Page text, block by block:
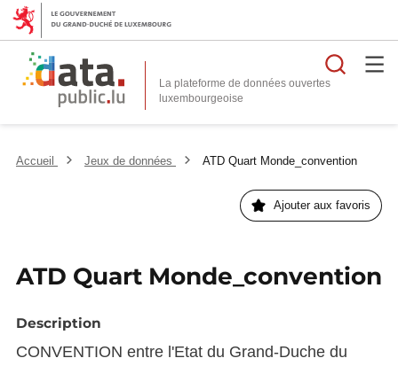
La plateforme de données ouvertes
Accueil Jeux de données ATD Quart Monde_convention
Ajouter aux favoris
ATD Quart Monde_convention
Description
CONVENTION entre l'Etat du Grand-Duche du